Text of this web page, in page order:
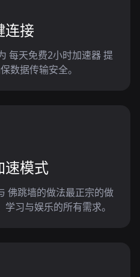
连接
每天免费2小时加速器 提
数据传输安全。
速模式
佛跳墙的做法最正宗的做
习与娱乐的所有需求。